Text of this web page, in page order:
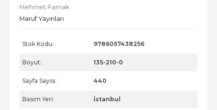
Mehmet Pamak
Maruf Yayınları
Stok Kodu: 9786057438256
Boyut: 135-210-0
Sayfa Sayısı: 440
Basım Yeri: İstanbul